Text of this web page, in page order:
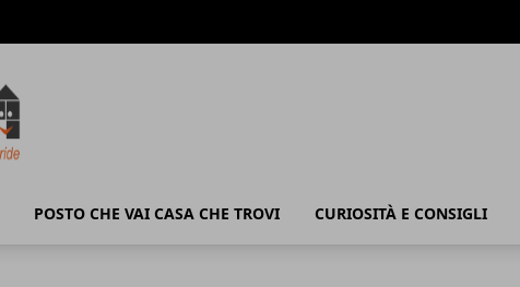
POSTO CHE VAI CASA CHE TROVI CURIOSITÀ E CONSIGLI